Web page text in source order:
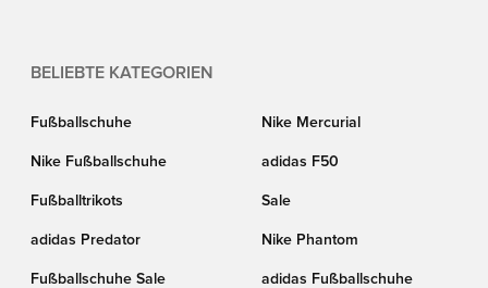
BELIEBTE KATEGORIEN
Fußballschuhe Nike Mercurial
Nike Fußballschuhe adidas F50
Fußballtrikots Sale
adidas Predator Nike Phantom
Fußballschuhe Sale adidas Fußballschuhe